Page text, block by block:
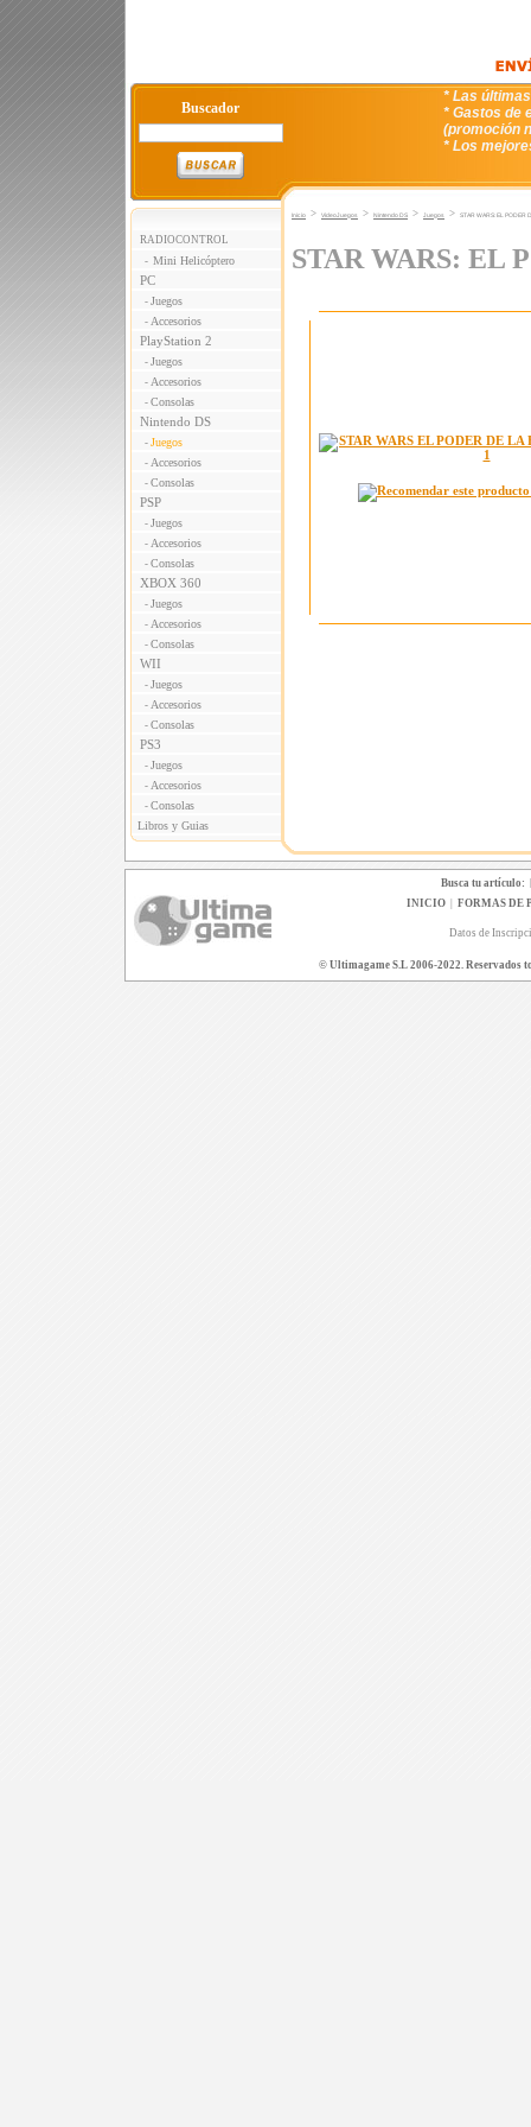
Buscador
* Las
* Gastos de
(promoción
* Los
RADIOCONTROL
- Mini Helicóptero
PC
- Juegos
- Accesorios
PlayStation 2
- Juegos
- Accesorios
- Consolas
Nintendo DS
- Juegos
- Accesorios
- Consolas
PSP
- Juegos
- Accesorios
- Consolas
XBOX 360
- Juegos
- Accesorios
- Consolas
WII
- Juegos
- Accesorios
- Consolas
PS3
- Juegos
- Accesorios
- Consolas
Libros y Guias
Inicio > VideoJuegos > Nintendo DS > Juegos > STAR WARS: EL PODER
STAR WARS: EL
Busca tu artículo:
INICIO| FORMAS DE
Datos de
© Ultimagame S.L 2006-2022. Reservados